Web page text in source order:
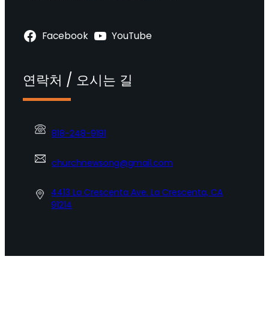
Facebook YouTube
연락처 / 오시는 길
818-248-9191
churchnewsong@gmail.com
4413 La Crescenta Ave. La Crescenta, CA
91214